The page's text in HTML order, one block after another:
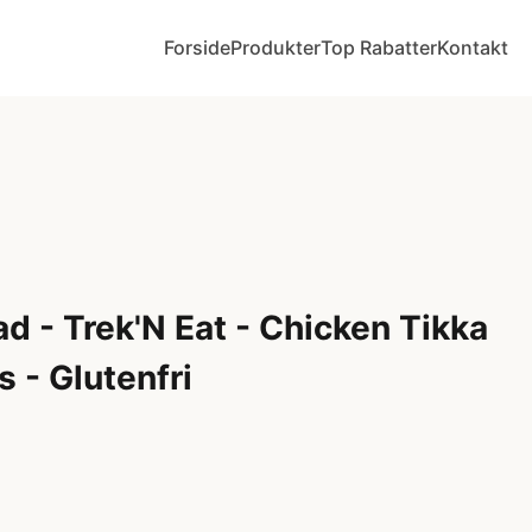
ForsideProdukterTop RabatterKontakt
- Trek'N Eat - Chicken Tikka
- Glutenfri